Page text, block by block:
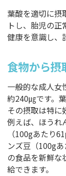
葉酸を適切に摂
トし、胎児の正
健康を意識し、
食物から摂
一般的な成人女
約240㎍です。
その摂取は特に
例えば、ほうれ
（100gあたり
ンズ豆（100g
の食品を新鮮な
給できます。